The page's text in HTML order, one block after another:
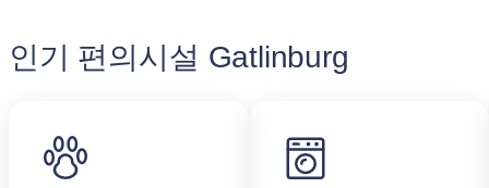
인기 편의시설 Gatlinburg